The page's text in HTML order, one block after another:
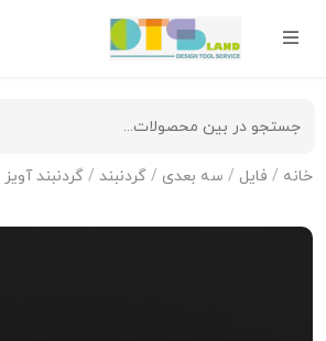
خانه / فایل / سه بعدی / گردنبند / گردنبند آویز